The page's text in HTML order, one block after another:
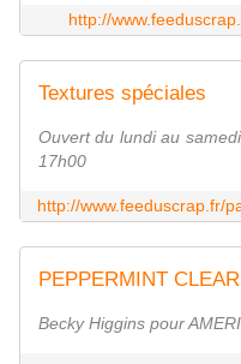
http://
Textures spéciales
Ouvert du lundi au
17h00
http://www.feeduscrap.fr/
Becky Higgins pour